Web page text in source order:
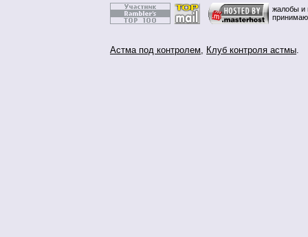
жалобы и
Астма под контролем, Клуб контроля астмы.